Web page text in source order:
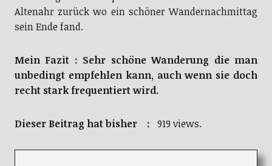
Altenahr zurück wo ein schöner Wandernachmittag
sein Ende fand.
Mein Fazit : Sehr schöne Wanderung die man
unbedingt empfehlen kann, auch wenn sie doch
recht stark frequentiert wird.
Dieser Beitrag hat bisher : 919 views.